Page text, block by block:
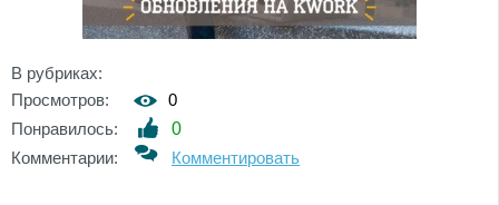
В рубриках:
Просмотров:
0
Понравилось:
0
Комментарии:
Комментировать